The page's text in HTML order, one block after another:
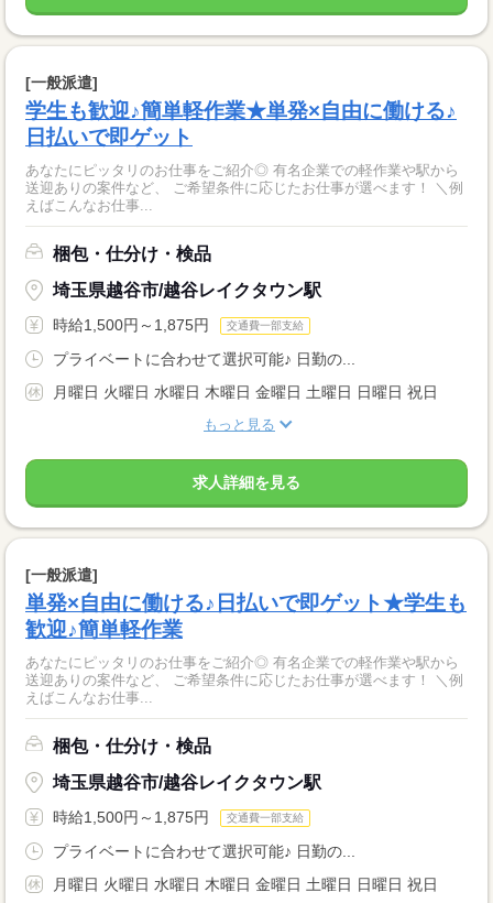
[一般派遣]
学生も歓迎♪簡単軽作業★単発×自由に働ける♪
日払いで即ゲット
あなたにピッタリのお仕事をご紹介◎ 有名企業での軽作業や駅から
送迎ありの案件など、 ご希望条件に応じたお仕事が選べます！ ＼例
えばこんなお仕事...
梱包・仕分け・検品
埼玉県越谷市/越谷レイクタウン駅
時給1,500円～1,875円 交通費一部支給
プライベートに合わせて選択可能♪ 日勤の...
月曜日 火曜日 水曜日 木曜日 金曜日 土曜日 日曜日 祝日
もっと見る
求人詳細を見る
[一般派遣]
単発×自由に働ける♪日払いで即ゲット★学生も
歓迎♪簡単軽作業
あなたにピッタリのお仕事をご紹介◎ 有名企業での軽作業や駅から
送迎ありの案件など、 ご希望条件に応じたお仕事が選べます！ ＼例
えばこんなお仕事...
梱包・仕分け・検品
埼玉県越谷市/越谷レイクタウン駅
時給1,500円～1,875円 交通費一部支給
プライベートに合わせて選択可能♪ 日勤の...
月曜日 火曜日 水曜日 木曜日 金曜日 土曜日 日曜日 祝日